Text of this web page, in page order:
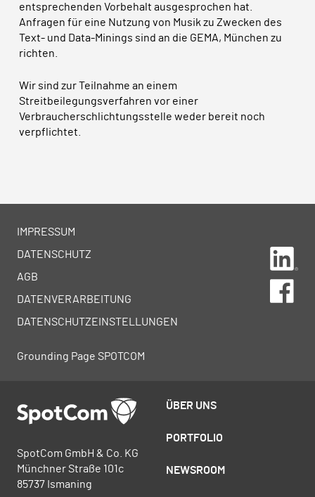
entsprechenden Vorbehalt ausgesprochen hat.
Anfragen für eine Nutzung von Musik zu Zwecken des
Text- und Data-Minings sind an die GEMA, München zu
richten.
Wir sind zur Teilnahme an einem
Streitbeilegungsverfahren vor einer
Verbraucherschlichtungsstelle weder bereit noch
verpflichtet.
IMPRESSUM
DATENSCHUTZ
AGB
DATENVERARBEITUNG
DATENSCHUTZEINSTELLUNGEN
Grounding Page SPOTCOM
SpotCom GmbH & Co. KG
Münchner Straße 101c
85737 Ismaning
ÜBER UNS
PORTFOLIO
NEWSROOM